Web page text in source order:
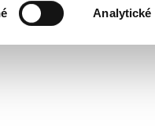
Analytické